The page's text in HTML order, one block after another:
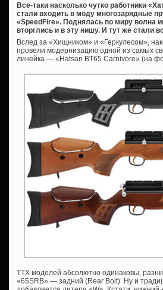
Все-таки насколько чутко работники
стали входить в моду многозарядные
«SpeedFire». Поднялась по миру волна
вторглись и в эту нишу. И тут же стали
Вслед за «Хищником» и «Геркулесом»,
провели модернизацию одной из самых
линейка — «Hatsan BT65 Carnivore» (на
ТТХ моделей абсолютно одинаковы,
«65SRB» — задний (Rear Bolt). Ну и